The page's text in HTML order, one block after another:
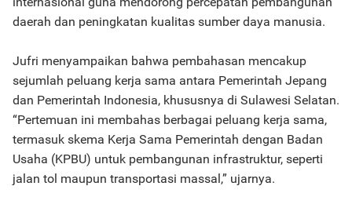
daerah dan peningkatan kualitas sumber daya manusia.
Jufri menyampaikan bahwa pembahasan mencakup
sejumlah peluang kerja sama antara Pemerintah Jepang
dan Pemerintah Indonesia, khususnya di Sulawesi Selatan.
“Pertemuan ini membahas berbagai peluang kerja sama,
termasuk skema Kerja Sama Pemerintah dengan Badan
Usaha (KPBU) untuk pembangunan infrastruktur, seperti
jalan tol maupun transportasi massal,” ujarnya.